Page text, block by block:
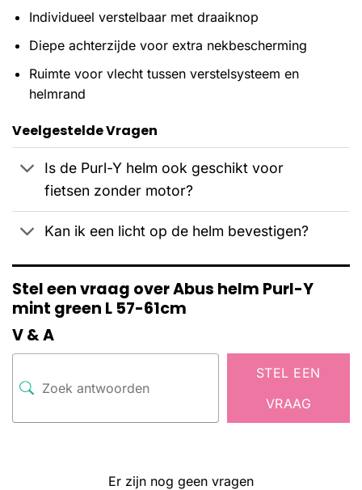
Individueel verstelbaar met draaiknop
Diepe achterzijde voor extra nekbescherming
Ruimte voor vlecht tussen verstelsysteem en
helmrand
Veelgestelde Vragen
Is de Purl-Y helm ook geschikt voor
fietsen zonder motor?
Kan ik een licht op de helm bevestigen?
Stel een vraag over Abus helm Purl-Y
mint green L 57-61cm
V & A
STEL EEN
VRAAG
Er zijn nog geen vragen